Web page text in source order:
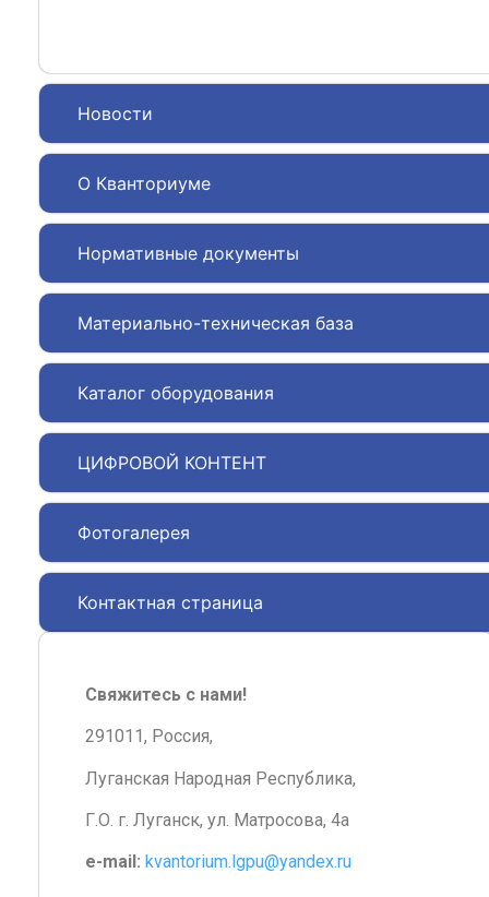
Новости
О Кванториуме
Нормативные документы
Материально-техническая база
Каталог оборудования
ЦИФРОВОЙ КОНТЕНТ
Фотогалерея
Контактная страница
Свяжитесь с нами!
291011, Россия,
Луганская Народная Республика,
Г.О. г. Луганск, ул. Матросова, 4а
e-mail: kvantorium.lgpu@yandex.ru